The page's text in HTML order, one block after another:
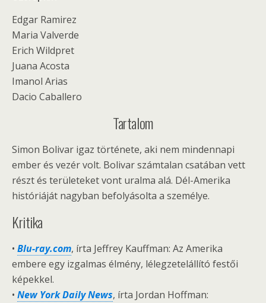
Edgar Ramirez
Maria Valverde
Erich Wildpret
Juana Acosta
Imanol Arias
Dacio Caballero
Tartalom
Simon Bolivar igaz története, aki nem mindennapi
ember és vezér volt. Bolivar számtalan csatában vett
részt és területeket vont uralma alá. Dél-Amerika
históriáját nagyban befolyásolta a személye.
Kritika
• Blu-ray.com, írta Jeffrey Kauffman: Az Amerika
embere egy izgalmas élmény, lélegzetelállító festői
képekkel.
• New York Daily News, írta Jordan Hoffman: